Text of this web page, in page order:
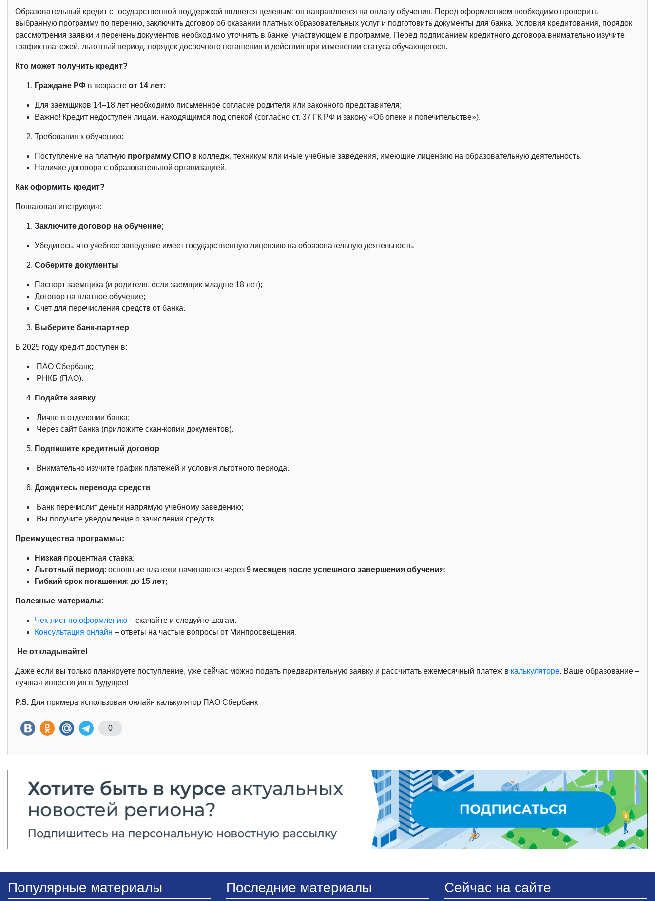
Образовательный кредит с государственной поддержкой является целевым: он направляется на оплату обучения. Перед оформлением необходимо проверить
выбранную программу по перечню, заключить договор об оказании платных образовательных услуг и подготовить документы для банка. Условия кредитования, порядок
рассмотрения заявки и перечень документов необходимо уточнять в банке, участвующем в программе. Перед подписанием кредитного договора внимательно изучите
график платежей, льготный период, порядок досрочного погашения и действия при изменении статуса обучающегося.
Кто может получить кредит?
Граждане РФ в возрасте от 14 лет:
Для заемщиков 14–18 лет необходимо письменное согласие родителя или законного представителя;
Важно! Кредит недоступен лицам, находящимся под опекой (согласно ст. 37 ГК РФ и закону «Об опеке и попечительстве»).
Требования к обучению:
Поступление на платную программу СПО в колледж, техникум или иные учебные заведения, имеющие лицензию на образовательную деятельность.
Наличие договора с образовательной организацией.
Как оформить кредит?
Пошаговая инструкция:
Заключите договор на обучение;
Убедитесь, что учебное заведение имеет государственную лицензию на образовательную деятельность.
Соберите документы
Паспорт заемщика (и родителя, если заемщик младше 18 лет);
Договор на платное обучение;
Счет для перечисления средств от банка.
Выберите банк-партнер
В 2025 году кредит доступен в:
ПАО Сбербанк;
РНКБ (ПАО).
Подайте заявку
Лично в отделении банка;
Через сайт банка (приложите скан-копии документов).
Подпишите кредитный договор
Внимательно изучите график платежей и условия льготного периода.
Дождитесь перевода средств
Банк перечислит деньги напрямую учебному заведению;
Вы получите уведомление о зачислении средств.
Преимущества программы:
Низкая процентная ставка;
Льготный период: основные платежи начинаются через 9 месяцев после успешного завершения обучения;
Гибкий срок погашения: до 15 лет;
Полезные материалы:
Чек-лист по оформлению – скачайте и следуйте шагам.
Консультация онлайн – ответы на частые вопросы от Минпросвещения.
Не откладывайте!
Даже если вы только планируете поступление, уже сейчас можно подать предварительную заявку и рассчитать ежемесячный платеж в калькуляторе. Ваше образование –
лучшая инвестиция в будущее!
P.S. Для примера использован онлайн калькулятор ПАО Сбербанк
0
Популярные материалы Последние материалы Сейчас на сайте